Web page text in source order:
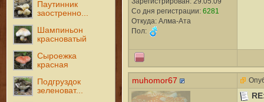
Паутинник
заостренно...
Шампиньон
красноватый
Сыроежка
красная
Подгруздок
зеленоват...
Со дня регистрации: 6281
Откуда: Алма-Ата
Пол:
muhomor67